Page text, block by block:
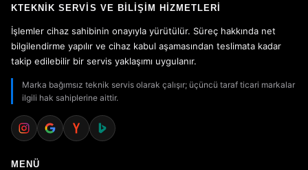
KTEKNIK SERVIS VE BILIŞIM HIZMETLERI
İşlemler cihaz sahibinin onayıyla yürütülür. Süreç hakkında net
bilgilendirme yapılır ve cihaz kabul aşamasından teslimata kadar
takip edilebilir bir servis yaklaşımı uygulanır.
Marka bağımsız teknik servis olarak çalışır; üçüncü taraf ticari markalar
ilgili hak sahiplerine aittir.
MENÜ